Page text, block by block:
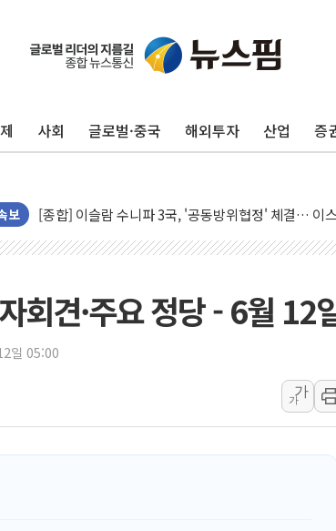
사회 글로벌·중국 해외투자 산업 증
보
한상협, 업계 개인정보 보안 새판 짠다…'자율규제단체
뉴욕증시, 고용 쇼크에 금리 인상 우려 후퇴…S&P500
유럽증시, 美 고용 예상 밖 부진에 연준 금리 인상 가
미 연준 매파 기세 꺾이나…고용 감소에 9월 동결 전
트럼프, 백신·자폐증 행정명령 검토…"이르면 다음
美 항소법원, 백악관 무도회장 공사 중단 명령…트럼
美 고용 쇼크에 엔화 장중 급등…시장은 "또 개입했나"
[AI MY 뉴스] 뉴욕 반도체주 프리뷰...美 고용 쇼크에
뉴욕증시 프리뷰, 美 고용 쇼크에 금리 인상 우려 후
[종합] 美 7월 고용 2만3000명 감소 '쇼크'…9월 금리
[사진] 이슬람 수니파 3개국, 공동방위협정 체결
뉴욕증시 개장 전 특징주...아틀라시안·클라우드플
보훈부, 미 DPAA와 MOU… "6·25 미군 실종자 7359
회견·주요 정당 - 6월 12
일 05:00
가
가